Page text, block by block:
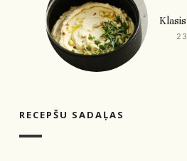
RECEPŠU SADAĻAS